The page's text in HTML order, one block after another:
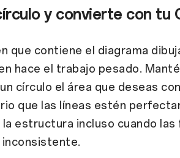
y convierte con tu
que contiene el diagrama
hace el trabajo pesado.
círculo el área que deseas
que las líneas estén
estructura incluso cuando